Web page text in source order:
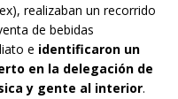
realizaban un recorrido
de bebidas
e identificaron un
en la delegación de
y gente al interior.